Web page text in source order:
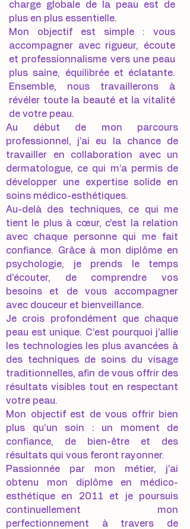
charge globale de la peau est de
plus en plus essentielle.
Mon objectif est simple : vous
accompagner avec rigueur, écoute
et professionnalisme vers une peau
plus saine, équilibrée et éclatante.
Ensemble, nous travaillerons à
révéler toute la beauté et la vitalité
de votre peau.
Au début de mon parcours
professionnel, j’ai eu la chance de
travailler en collaboration avec un
dermatologue, ce qui m’a permis de
développer une expertise solide en
soins médico-esthétiques.
Au-delà des techniques, ce qui me
tient le plus à cœur, c’est la relation
avec chaque personne qui me fait
confiance. Grâce à mon diplôme en
psychologie, je prends le temps
d’écouter, de comprendre vos
besoins et de vous accompagner
avec douceur et bienveillance.
Je crois profondément que chaque
peau est unique. C’est pourquoi j’allie
les technologies les plus avancées à
des techniques de soins du visage
traditionnelles, afin de vous offrir des
résultats visibles tout en respectant
votre peau.
​Mon objectif est de vous offrir bien
plus qu’un soin : un moment de
confiance, de bien-être et des
résultats qui vous feront rayonner.
Passionnée par mon métier, j’ai
obtenu mon diplôme en médico-
esthétique en 2011 et je poursuis
continuellement mon
perfectionnement à travers de